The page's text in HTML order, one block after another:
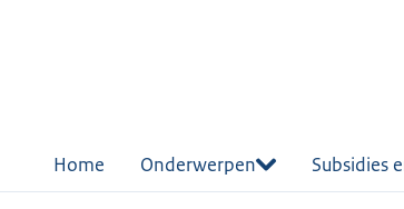
Home Onderwerpen Subsidies